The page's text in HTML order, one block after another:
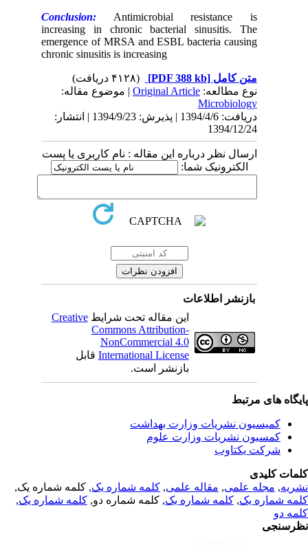
Conclusion:
Antimicrobial resistance is
increasing in chronic bacterial sinusitis. The
emergence of MRSA and ESBL bacteria causing
chronic sinusitis is increasing
متن کامل[PDF 388 kb]
نوع مطالعه:Original Article| موضوع مقاله:
Microbiology
دریافت: 1394/4/6 | پذیرش: 1394/9/23 | انتشار:
1394/12/24
ارسال نظر درباره این مقاله : نام کاربری یا پست
الکترونیک شما:
بازنشر اطلاعات
این مقاله تحت شرایطCreative
Commons Attribution-
NonCommercial 4.0
International Licenseقابل
بازنشر است.
های مرتبط
کمیسیون نشریات وزارت بهداشت
کمسیون نشریات وزارت علوم
شرکت یکتاوب
کلیدی
,مجله علمی, مقاله علمی, کلمه شماره یک, کلمه شماره یک,
شماره یک,کلمه شماره یک, کلمه شماره دو,کلمه شماره یک,
دو